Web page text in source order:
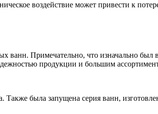
воздействие может привести к
ванн. Примечательно, что изначально
продукции и большим
была запущена серия ванн,